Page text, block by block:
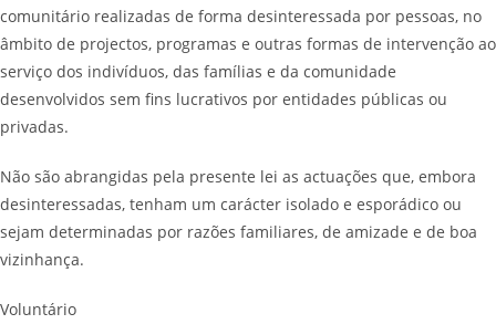
comunitário realizadas de forma desinteressada por pessoas, no
âmbito de projectos, programas e outras formas de intervenção ao
serviço dos indivíduos, das famílias e da comunidade
desenvolvidos sem fins lucrativos por entidades públicas ou
privadas.
Não são abrangidas pela presente lei as actuações que, embora
desinteressadas, tenham um carácter isolado e esporádico ou
sejam determinadas por razões familiares, de amizade e de boa
vizinhança.
Voluntário